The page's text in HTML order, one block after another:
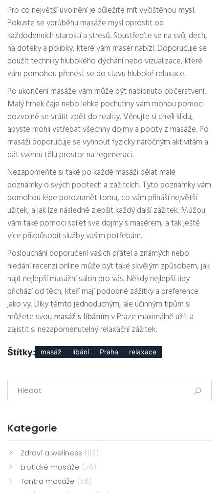
Pro co největší uvolnění je důležité mít vyčištěnou mysl.
Pokuste se vprůběhu masáže mysl oprostit od
každodenních starostí a stresů. Soustřeďte se na svůj dech,
na doteky a polibky, které vám masér nabízí. Doporučuje se
použít techniky hlubokého dýchání nebo vizualizace, které
vám pomohou přenést se do stavu hluboké relaxace.
Po ukončení masáže vám může být nabídnuto občerstvení.
Malý hrnek čaje nebo lehké pochutiny vám mohou pomoci
pozvolně se vrátit zpět do reality. Věnujte si chvíli klidu,
abyste mohli vstřebat všechny dojmy a pocity z masáže. Po
masáži doporučuje se vyhnout fyzicky náročným aktivitám a
dát svému tělu prostor na regeneraci.
Nezapomeňte si také po každé masáži dělat malé
poznámky o svých pocitech a zážitcích. Tyto poznámky vám
pomohou lépe porozumět tomu, co vám přináší největší
užitek, a jak lze následně zlepšit každý další zážitek. Můžou
vám také pomoci sdílet své dojmy s masérem, a tak ještě
více přizpůsobit služby vašim potřebám.
Poslouchání doporučení vašich přátel a známých nebo
hledání recenzí online může být také skvělým způsobem, jak
najít nejlepší masážní salon pro vás. Někdy nejlepší tipy
přichází od těch, kteří mají podobné zážitky a preference
jako vy. Díky těmto jednoduchým, ale účinným tipům si
můžete svou masáž s líbánímv Praze maximálně užít a
zajistit si nezapomenutelný relaxační zážitek.
Štítky: masáž líbání Praha relaxace
Kategorie
Zdraví a wellness (113)
Erotické masáže (76)
Tantra masáže (56)